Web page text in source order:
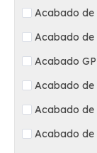
Acabado de
Acabado de
Acabado
Acabado de
Acabado de
Acabado de